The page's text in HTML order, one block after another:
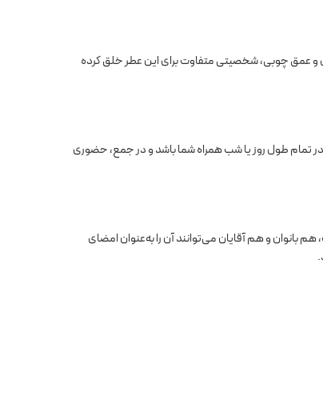
و عمق چوبی، شخصیتی متفاوت برای این عطر خلق کرده
تمام طول روز یا شب همراه شما باشد و در جمع، حضوری
هم بانوان و هم آقایان می‌توانند آن را به‌عنوان امضای